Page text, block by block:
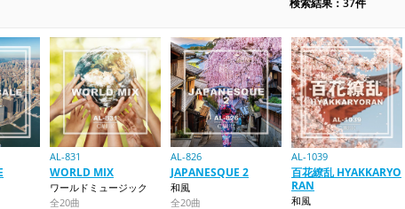
AL-831
WORLD MIX
ワールドミュージック
全20曲
AL-826
JAPANESQUE 2
和風
全20曲
AL-1039
百花繚乱 HYAKKARYO
RAN
和風